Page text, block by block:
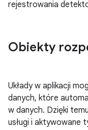
rejestrowania
Obiekty
Układy w aplikacji
danych, które
w danych. Dzięki
usługi i aktywowane